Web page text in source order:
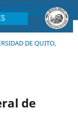
DE QUITO,
de